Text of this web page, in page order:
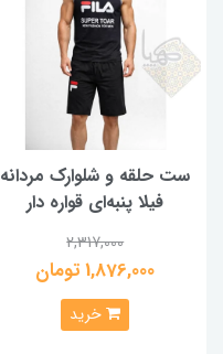
ست حلقه و شلوارک مردانه
فیلا پنبه‌ای قواره دار
2,317,000
1,876,000 تومان
خرید